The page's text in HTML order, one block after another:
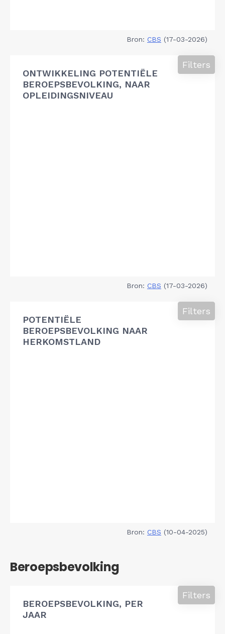
Bron: CBS (17-03-2026)
ONTWIKKELING POTENTIËLE
BEROEPSBEVOLKING, NAAR
OPLEIDINGSNIVEAU
Filters
Bron: CBS (17-03-2026)
POTENTIËLE
BEROEPSBEVOLKING NAAR
HERKOMSTLAND
Filters
Bron: CBS (10-04-2025)
Beroepsbevolking
BEROEPSBEVOLKING, PER
JAAR
Filters